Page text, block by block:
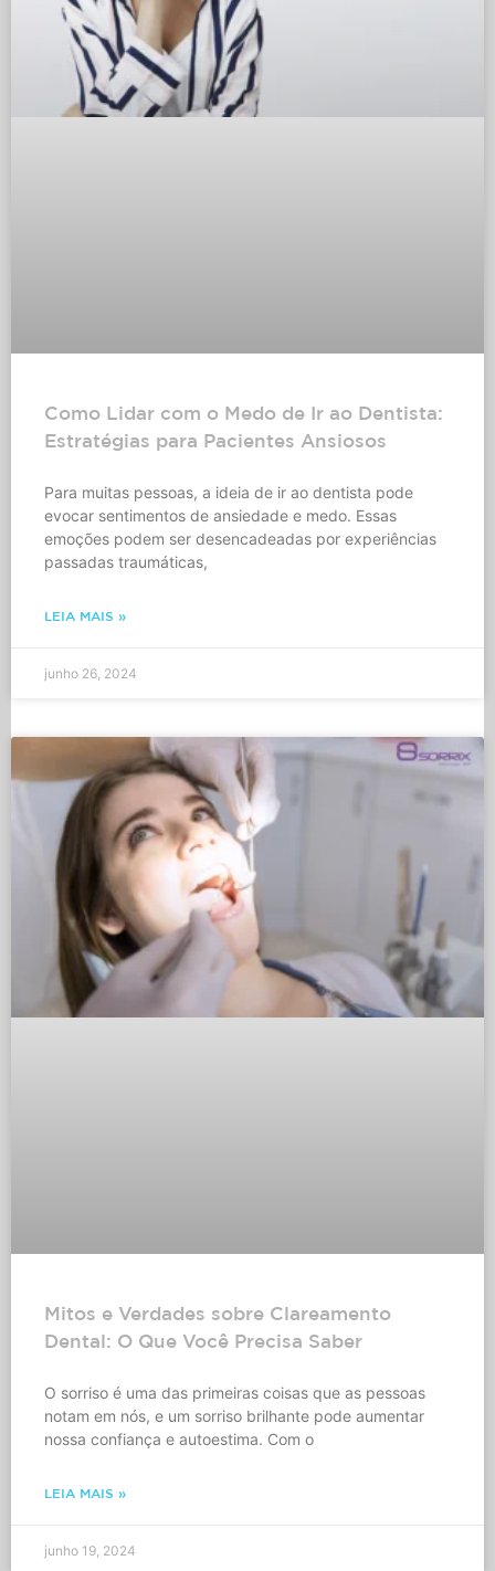
Como Lidar com o Medo de Ir ao Dentista:
Estratégias para Pacientes Ansiosos
Para muitas pessoas, a ideia de ir ao dentista pode
evocar sentimentos de ansiedade e medo. Essas
emoções podem ser desencadeadas por experiências
passadas traumáticas,
LEIA MAIS »
junho 26, 2024
Mitos e Verdades sobre Clareamento
Dental: O Que Você Precisa Saber
O sorriso é uma das primeiras coisas que as pessoas
notam em nós, e um sorriso brilhante pode aumentar
nossa confiança e autoestima. Com o
LEIA MAIS »
junho 19, 2024